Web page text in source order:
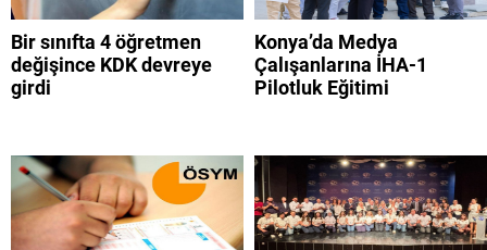
Bir sınıfta 4 öğretmen
değişince KDK devreye
girdi
Konya’da Medya
Çalışanlarına İHA-1
Pilotluk Eğitimi